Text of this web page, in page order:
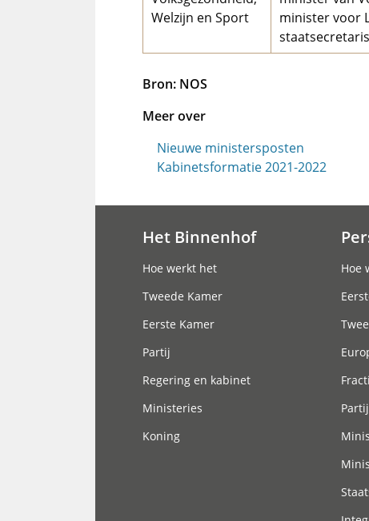
Welzijn en Sport
minister voor
Bron: NOS
Meer over
Nieuwe ministersposten
Kabinetsformatie 2021-2022
Het Binnenhof
Hoe werkt het
Tweede Kamer
Eerste Kamer
Partij
Regering en kabinet
Ministeries
Koning
Hoe